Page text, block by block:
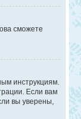
сможете
инструкциям.
Если вам
вы уверены,